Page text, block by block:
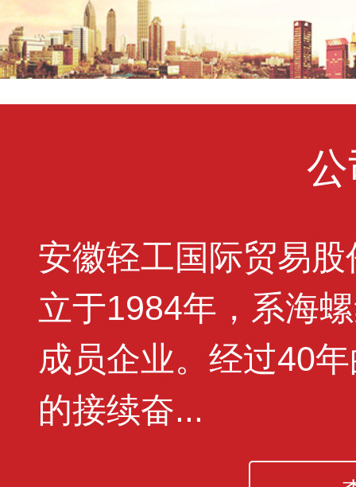
安徽轻工国际贸易
立于1984年，系海
成员企业。经过40
的接续奋...